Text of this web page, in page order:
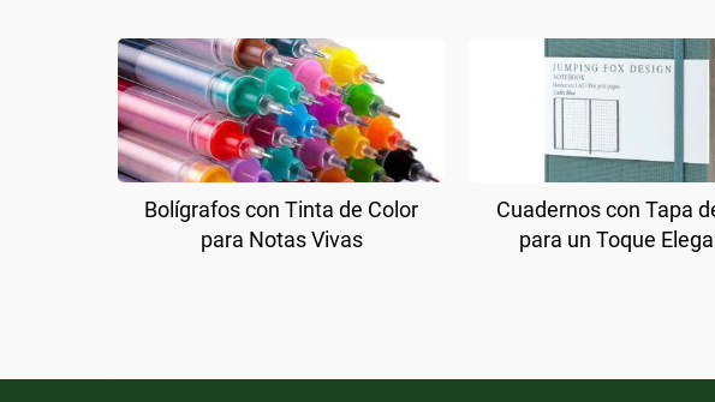
Bolígrafos con Tinta de Color
para Notas Vivas
Cuadernos con Tapa
para un Toque